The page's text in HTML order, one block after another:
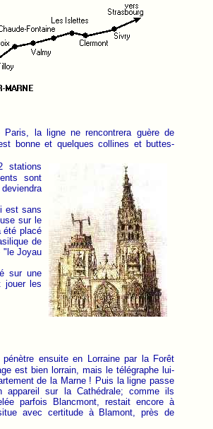
Paris, la ligne ne rencontrera guère de
bonne et quelques collines et buttes-
stations
sont
est sans
sur le
été placé
de
"le Joyau
sur une
jouer les
ensuite en Lorraine par la Forêt
est bien lorrain, mais le télégraphe lui-
de la Marne ! Puis la ligne passe
sur la Cathédrale; comme ils
parfois Blancmont, restait encore à
avec certitude à Blamont, près de